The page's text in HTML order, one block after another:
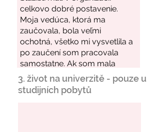
3. život na univerzitě - pouze u
studijních pobytů